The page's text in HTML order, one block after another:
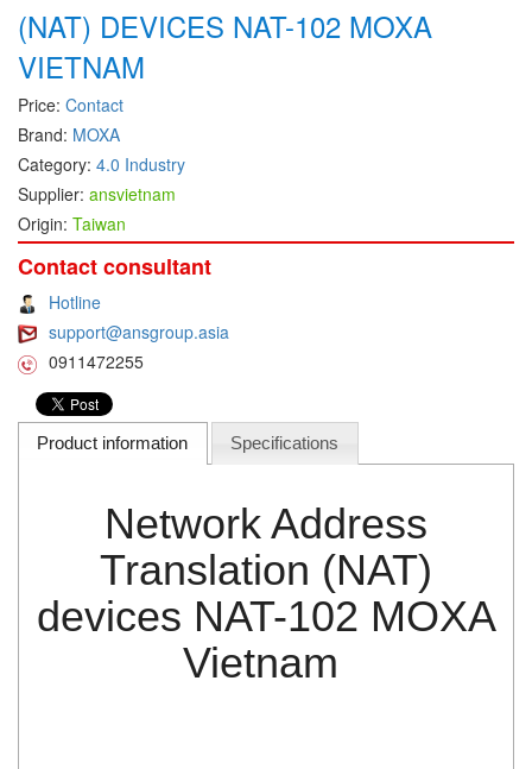
DEIF
Delmhorst VietNam
DELTA
Delta Ohm
Delta sensor
Delta-mobrey
DEMA Engineering/ Foam- IT
DESAX
DET-TRONICS
Deublin
Diakont
Dias Infrared
Dixon Valve
(NAT) DEVICES NAT-102 MOXA
VIETNAM
Price: Contact
Brand: MOXA
Category: 4.0 Industry
Supplier: ansvietnam
Origin: Taiwan
Contact consultant
Hotline
support@ansgroup.asia
0911472255
Product information Specifications
Network Address
Translation (NAT)
devices NAT-102 MOXA
Vietnam